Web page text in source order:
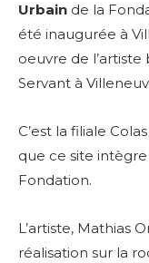
Urbain de la
été inaugurée à
oeuvre de l’artiste
Servant à
C’est la filiale
que ce site
Fondation.
L’artiste, Mathias
réalisation sur la